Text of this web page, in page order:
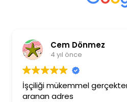
Cem Dönmez
4 yıl önce
İşçiliği mükemmel
aranan adres